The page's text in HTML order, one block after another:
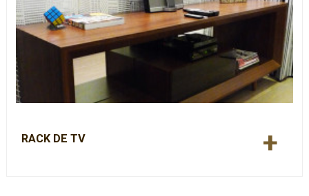
RACK DE TV +